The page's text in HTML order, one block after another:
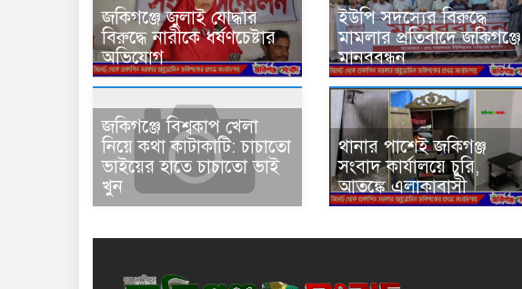
জকিগঞ্জে জুলাই যোদ্ধার
বিরুদ্ধে নারীকে ধর্ষণচেষ্টার
অভিযোগ
ইউপি সদস্যের বিরুদ্ধে
মামলার প্রতিবাদে জকিগঞ্জে
মানববন্ধন
জকিগঞ্জে বিশ্বকাপ খেলা
নিয়ে কথা কাটাকাটি: চাচাতো
ভাইয়ের হাতে চাচাতো ভাই
খুন
থানার পাশেই জকিগঞ্জ
সংবাদ কার্যালয়ে চুরি,
আতঙ্কে এলাকাবাসী